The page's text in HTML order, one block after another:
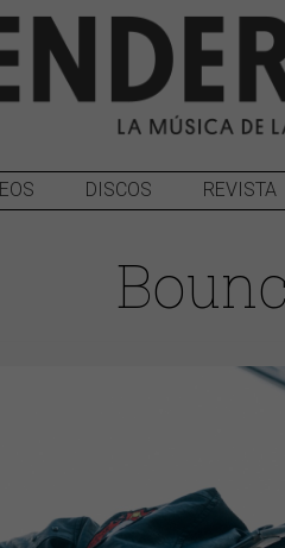
DISCOS REVISTA